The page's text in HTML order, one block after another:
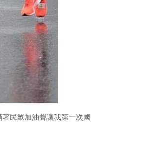
民眾加油聲讓我第一次國